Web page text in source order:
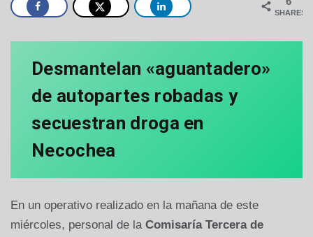
SHARES
Desmantelan «aguantadero»
de autopartes robadas y
secuestran droga en
Necochea
En un operativo realizado en la mañana de este
miércoles, personal de la Comisaría Tercera de